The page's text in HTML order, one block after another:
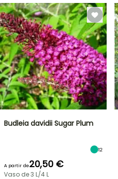
Budleia davidii Sugar Plum
12
A partir de20,50 €
Vaso de 3 L/4 L